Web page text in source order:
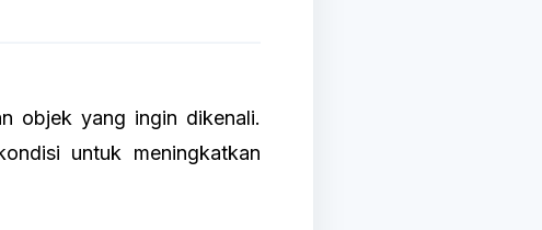
objek yang ingin dikenali.
untuk meningkatkan